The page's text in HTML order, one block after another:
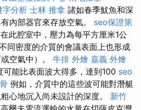
分析 士林 推拿 諸如春季魷魚和深
內部器官來存放空氣。 seo保證第
在此腔室中，壓力為每平方厘米1公
同密度的介質的會議表面上也形成
空氣中）。 牛排 外燴 嘉義 外燴
可能比表面波大得多，達到100 seo
例如，介質中的這些波可能對潛艇
心地沉入尚未設計的深度。 新竹